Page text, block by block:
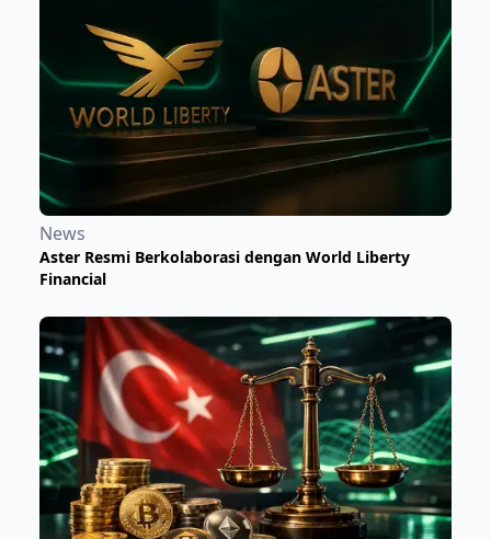
News
Aster Resmi Berkolaborasi dengan World Liberty
Financial